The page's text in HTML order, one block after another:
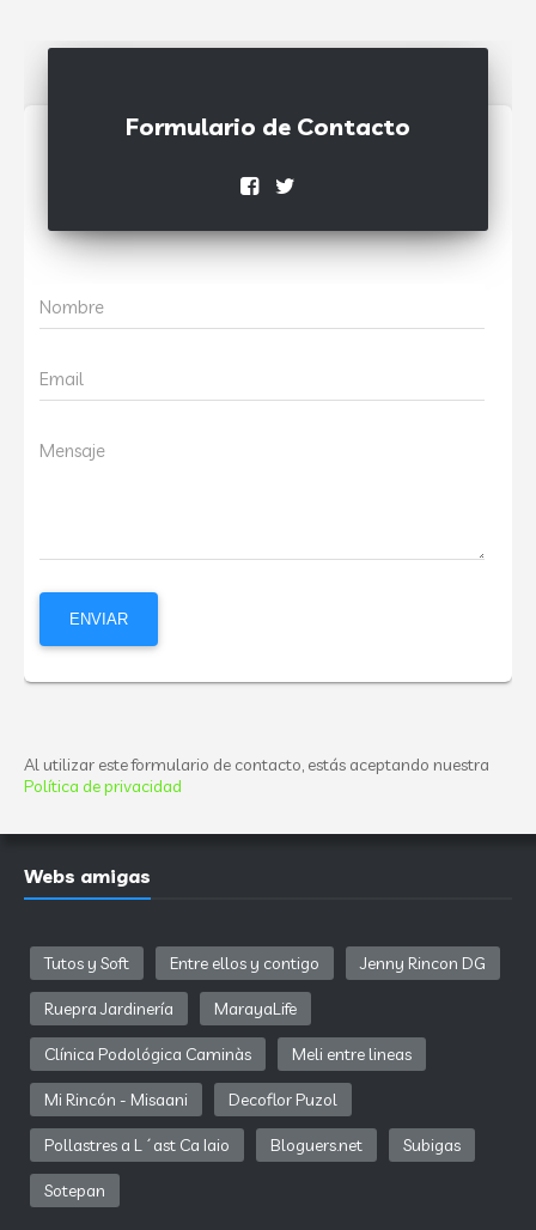
Formulario de Contacto
Nombre
Email
Mensaje
Al utilizar este formulario de contacto, estás aceptando nuestra
Política de privacidad
Webs amigas
Tutos y Soft Entre ellos y contigo Jenny Rincon DG
Ruepra Jardinería MarayaLife
Clínica Podológica Caminàs Meli entre lineas
Mi Rincón - Misaani Decoflor Puzol
Pollastres a L´ast Ca Iaio Bloguers.net Subigas
Sotepan